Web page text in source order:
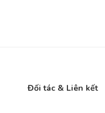
Đối tác & Liên kết